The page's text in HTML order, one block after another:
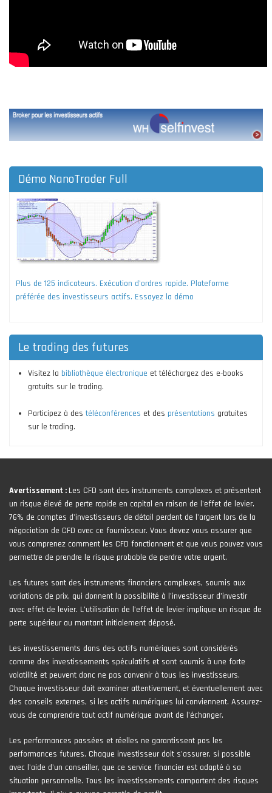
Démo NanoTrader Full
Plus de 125 indicateurs. Exécution d'ordres rapide. Plateforme
préférée des investisseurs actifs. Essayez la démo
Le trading des futures
Visitez la bibliothèque électronique et téléchargez des e-books
gratuits sur le trading.
Participez à destéléconférences et des présentations gratuites
sur le trading.
Avertissement : Les CFD sont des instruments complexes et présentent
un risque élevé de perte rapide en capital en raison de l'effet de levier.
76% de comptes d'investisseurs de détail perdent de l'argent lors de la
négociation de CFD avec ce fournisseur. Vous devez vous assurer que
vous comprenez comment les CFD fonctionnent et que vous pouvez vous
permettre de prendre le risque probable de perdre votre argent.
Les futures sont des instruments financiers complexes, soumis aux
variations de prix, qui donnent la possibilité à l’investisseur d’investir
avec effet de levier. L’utilisation de l’effet de levier implique un risque de
perte supérieur au montant initialement déposé.
Les investissements dans des actifs numériques sont considérés
comme des investissements spéculatifs et sont soumis à une forte
volatilité et peuvent donc ne pas convenir à tous les investisseurs.
Chaque investisseur doit examiner attentivement, et éventuellement avec
des conseils externes, si les actifs numériques lui conviennent. Assurez-
vous de comprendre tout actif numérique avant de l'échanger.
Les performances passées et réelles ne garantissent pas les
performances futures. Chaque investisseur doit s'assurer, si possible
avec l'aide d'un conseiller, que ce service financier est adapté à sa
situation personnelle. Tous les investissements comportent des risques